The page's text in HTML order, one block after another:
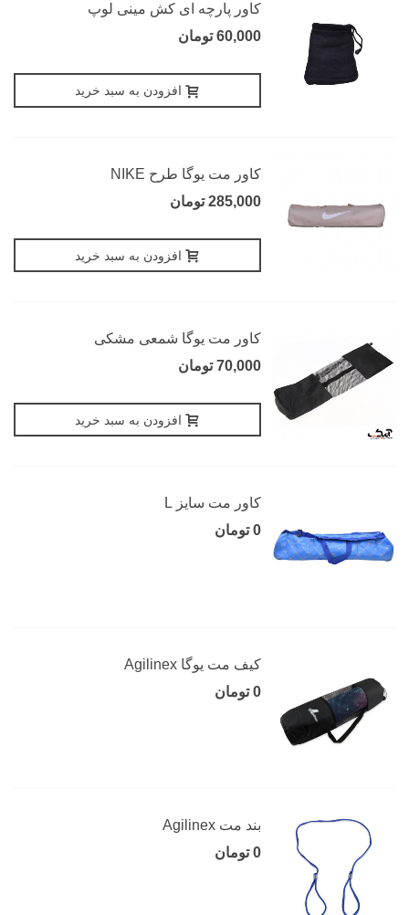
کاور پارچه ای کش مینی لوپ
60,000 تومان
افزودن به سبد خرید
کاور مت یوگا طرح NIKE
285,000 تومان
افزودن به سبد خرید
کاور مت یوگا شمعی مشکی
70,000 تومان
افزودن به سبد خرید
کاور مت سایز L
0 تومان
کیف مت یوگا Agilinex
0 تومان
بند مت Agilinex
0 تومان